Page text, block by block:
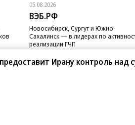
05.08.2026
ВЭБ.РФ
Новосибирск, Сургут и Южно-
Сахалинск — в лидерах по
реализации ГЧП
Ирану контроль над